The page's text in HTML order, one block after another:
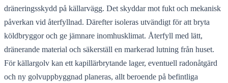
dräneringsskydd på källarvägg. Det skyddar mot fukt och mekanisk
påverkan vid återfyllnad. Därefter isoleras utvändigt för att bryta
köldbryggor och ge jämnare inomhusklimat. Återfyll med lätt,
dränerande material och säkerställ en markerad lutning från huset.
För källargolv kan ett kapillärbrytande lager, eventuell radonåtgärd
och ny golvuppbyggnad planeras, allt beroende på befintliga